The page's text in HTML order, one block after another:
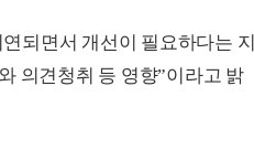
되면서 개선이 필요하다는 지
의견청취 등 영향”이라고 밝